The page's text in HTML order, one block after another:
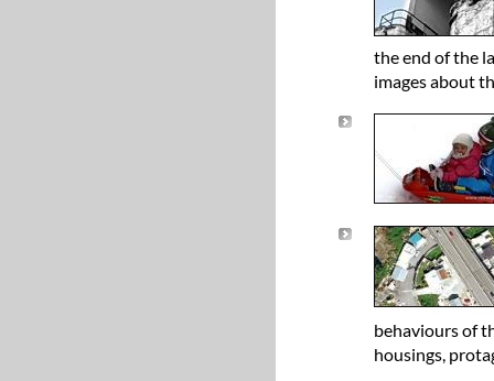
the end of the
images about
behaviours of
housings,